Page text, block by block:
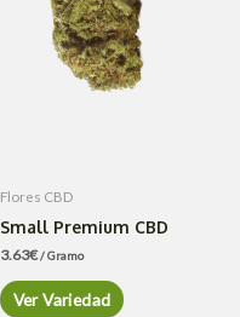
Flores CBD
Small Premium CBD
3.63€/ Gramo
Ver Variedad